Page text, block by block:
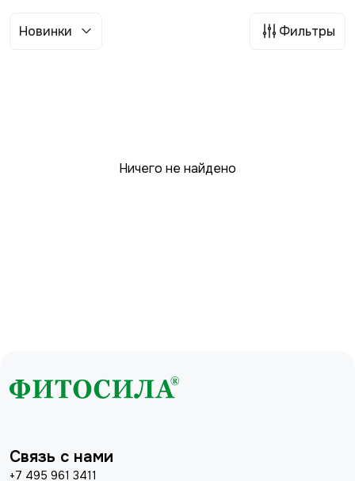
Новинки Фильтры
Ничего не найдено
Связь с нами
+7 495 961 3411